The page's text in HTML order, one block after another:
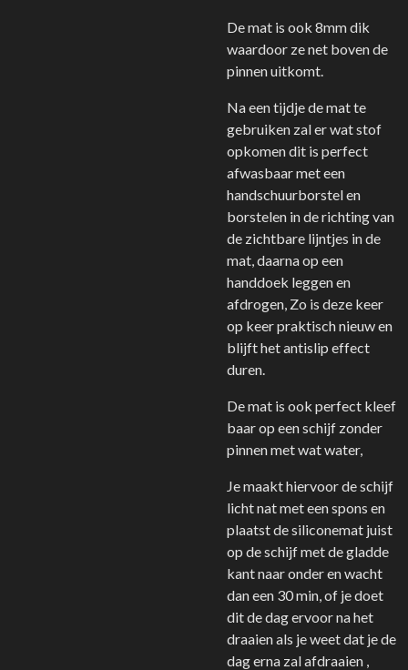
De mat is ook 8mm dik
waardoor ze net boven de
pinnen uitkomt.
Na een tijdje de mat te
gebruiken zal er wat stof
opkomen dit is perfect
afwasbaar met een
handschuurborstel en
borstelen in de richting van
de zichtbare lijntjes in de
mat, daarna op een
handdoek leggen en
afdrogen, Zo is deze keer
op keer praktisch nieuw en
blijft het antislip effect
duren.
De mat is ook perfect kleef
baar op een schijf zonder
pinnen met wat water,
Je maakt hiervoor de schijf
licht nat met een spons en
plaatst de siliconemat juist
op de schijf met de gladde
kant naar onder en wacht
dan een 30 min, of je doet
dit de dag ervoor na het
draaien als je weet dat je de
dag erna zal afdraaien ,